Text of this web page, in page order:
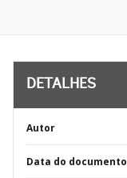
DETALHES
Autor
Data do documento